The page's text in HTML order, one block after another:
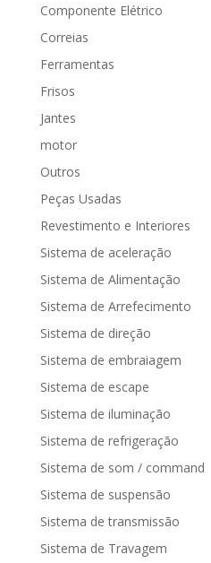
Componente Elétrico
Correias
Ferramentas
Frisos
Jantes
motor
Outros
Peças Usadas
Revestimento e Interiores
Sistema de aceleração
Sistema de Alimentação
Sistema de Arrefecimento
Sistema de direção
Sistema de embraiagem
Sistema de escape
Sistema de iluminação
Sistema de refrigeração
Sistema de som / command
Sistema de suspensão
Sistema de transmissão
Sistema de Travagem